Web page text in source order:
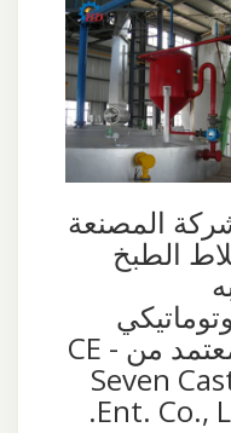
المصنعة
الطبخ
المعتمد من CE -
Seven
Ent. Co.,